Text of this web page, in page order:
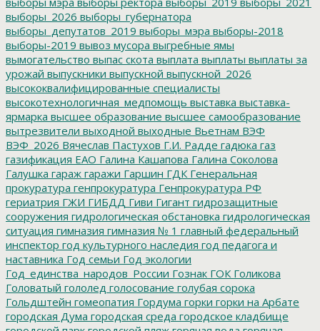
выборы_2026 выборы_губернатора
выборы_депутатов_2019 выборы_мэра выборы-2018
выборы-2019 вывоз мусора выгребные ямы
вымогательство выпас скота выплата выплаты выплаты за
урожай выпускники выпускной выпускной_2026
высококвалифицированные специалисты
высокотехнологичная_медпомощь выставка выставка-
ярмарка высшее образование высшее самообразование
вытрезвители выходной выходные Вьетнам ВЭФ
ВЭФ_2026 Вячеслав Пастухов Г.И. Радде гадюка газ
газификация ЕАО Галина Кашапова Галина Соколова
Галушка гараж гаражи Гаршин ГДК Генеральная
прокуратура генпрокуратура Генпрокуратура РФ
гериатрия ГЖИ ГИБДД Гиви Гигант гидрозащитные
сооружения гидрологическая обстановка гидрологическая
ситуация гимназия гимназия № 1 главный федеральный
инспектор год культурного наследия год педагога и
наставника Год семьи Год экологии
Год_единства_народов_России Гознак ГОК Голикова
Головатый гололед голосование голубая сорока
Гольдштейн гомеопатия Гордума горки горки на Арбате
городская Дума городская среда городское кладбище